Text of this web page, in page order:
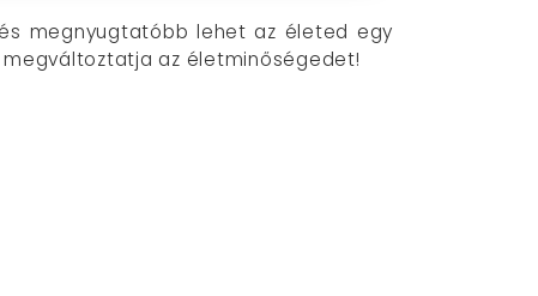
megnyugtatóbb lehet az életed egy
megváltoztatja az életminőségedet!